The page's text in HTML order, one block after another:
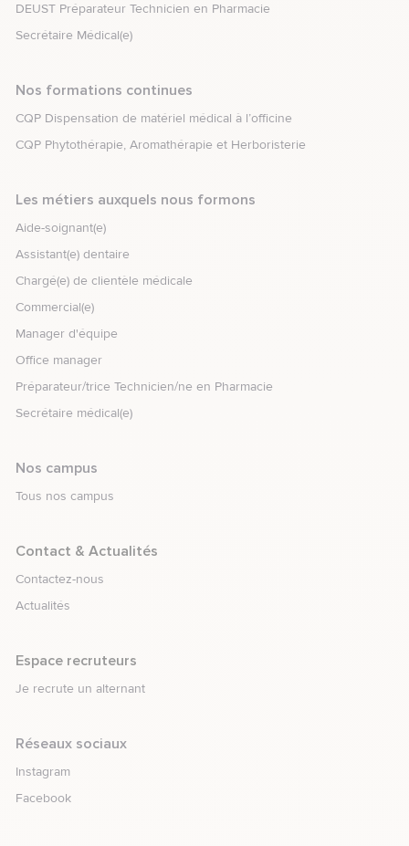
DEUST Préparateur Technicien en Pharmacie
Secrétaire Médical(e)
Nos formations continues
CQP Dispensation de matériel médical à l’officine
CQP Phytothérapie, Aromathérapie et Herboristerie
Les métiers auxquels nous formons
Aide-soignant(e)
Assistant(e) dentaire
Chargé(e) de clientèle médicale
Commercial(e)
Manager d'équipe
Office manager
Préparateur/trice Technicien/ne en Pharmacie
Secrétaire médical(e)
Nos campus
Tous nos campus
element.menu.open_menu
Contact & Actualités
Contactez-nous
Actualités
element.menu.open_menu
Espace recruteurs
Je recrute un alternant
Réseaux sociaux
Rejoignez-nous sur
Instagram
Rejoignez-nous sur
Facebook